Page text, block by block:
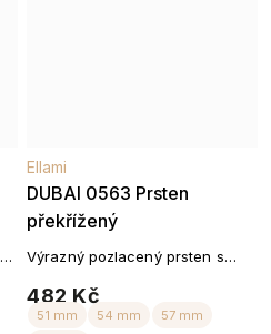
DUBAI 0563 Prsten
překřížený
Ellami
482 Kč
Výrazný pozlacený prsten s